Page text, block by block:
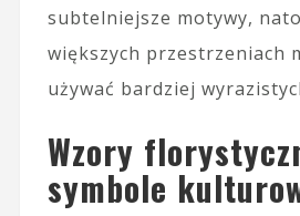
subtelniejsze motywy,
większych przestrzeniach
używać bardziej
Wzory
symbole